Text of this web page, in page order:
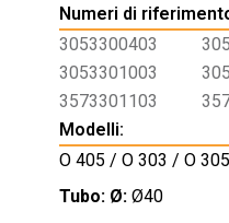
Numeri di
3053300403
3053301003
3573301103
Modelli:
O 405 / O 303 / O
Tubo: Ø: Ø40